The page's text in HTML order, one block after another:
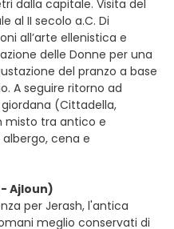
dalla capitale. Visita del
al II secolo a.C. Di
all’arte ellenistica e
delle Donne per una
del pranzo a base
A seguire ritorno ad
(Cittadella,
misto tra antico e
cena e
Ajloun)
per Jerash, l'antica
meglio conservati di